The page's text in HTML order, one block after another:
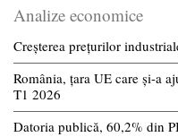
Analize economice
Creșterea prețurilor
România, țara UE care și-a
T1 2026
Datoria publică, 60,2% din